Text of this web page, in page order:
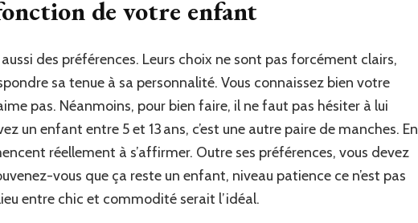
de votre enfant
des préférences. Leurs choix ne sont pas forcément clairs,
sa tenue à sa personnalité. Vous connaissez bien votre
pas. Néanmoins, pour bien faire, il ne faut pas hésiter à lui
un enfant entre 5 et 13 ans, c’est une autre paire de manches. En
réellement à s’affirmer. Outre ses préférences, vous devez
vous que ça reste un enfant, niveau patience ce n’est pas
entre chic et commodité serait l’idéal.